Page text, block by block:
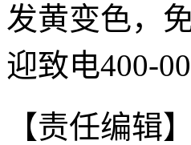
发黄变色，
迎致电400-
【责任编辑